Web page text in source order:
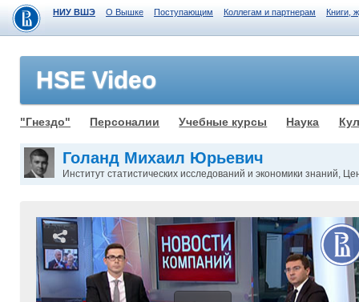
НИУ ВШЭ О Вышке Поступающим Коллегам и партнерам Книги,
HSE Video
"Гнездо" Персоналии Учебные курсы Наука
Голанд Михаил Юрьевич
Институт статистических исследований и экономики знаний,